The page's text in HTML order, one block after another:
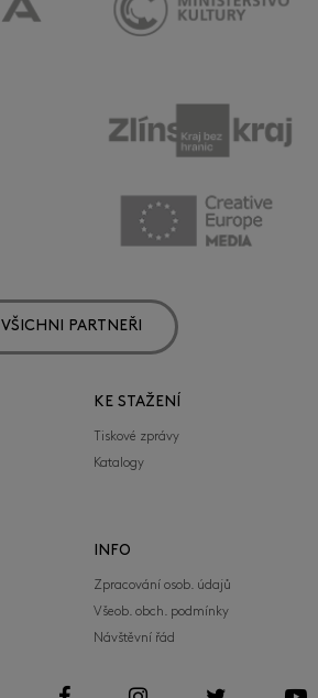
VŠICHNI PARTNEŘI
KE STAŽENÍ
Tiskové zprávy
Katalogy
INFO
Zpracování osob. údajů
Všeob. obch. podmínky
Návštěvní řád